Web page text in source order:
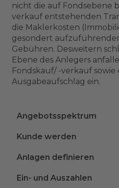
nicht die auf Fondsebene
verkauf entstehenden
die Maklerkosten
gesondert
Gebühren. Desweitern
Ebene des Anlegers
Fondskauf/ -verkauf
Ausgabeaufschlag ein.
Angebotsspektrum
Kunde werden
Anlagen definieren
Ein- und Auszahlen